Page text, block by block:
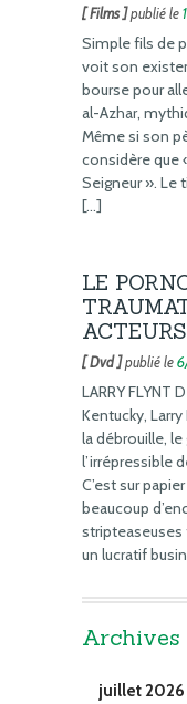
[ Films ]publié le
Simple fils de
voit son
bourse pour
al-Azhar,
Même si son
considère que
Seigneur ». Le
[…]
LE
ACTEURS
[ Dvd ]publié le
LARRY FLYNT
Kentucky, Larry
la débrouille,
l’irrépressible
C’est sur
beaucoup
stripteaseuses
un lucratif
Archives
juillet 2026